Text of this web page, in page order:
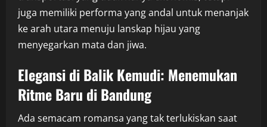
juga memiliki performa yang andal untuk menanjak
ke arah utara menuju lanskap hijau yang
menyegarkan mata dan jiwa.
Elegansi di Balik Kemudi: Menemukan
Ritme Baru di Bandung
Ada semacam romansa yang tak terlukiskan saat